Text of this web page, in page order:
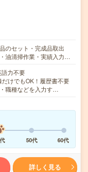
のセット・完成品取出
油清掃作業・実績入力…
力不要
けでもOK！履歴書不要
職種などを入力す…
50代 60代
詳しく見る